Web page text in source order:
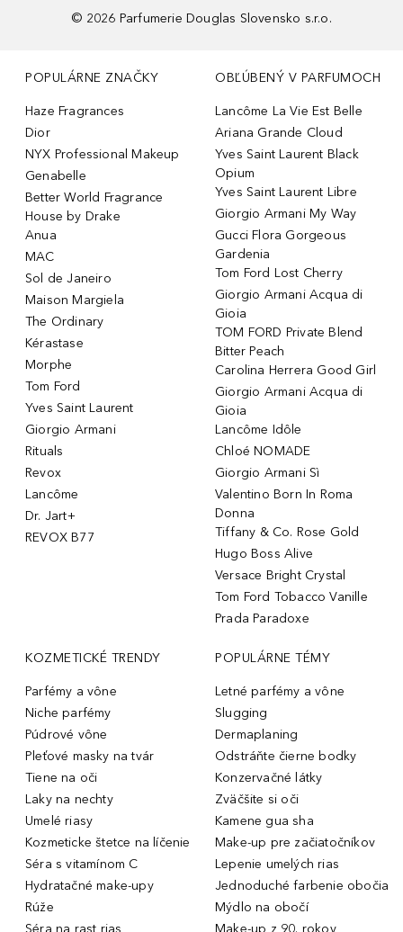
© 2026 Parfumerie Douglas Slovensko s.r.o.
POPULÁRNE ZNAČKY
Haze Fragrances
Dior
NYX Professional Makeup
Genabelle
Better World Fragrance
House by Drake
Anua
MAC
Sol de Janeiro
Maison Margiela
The Ordinary
Kérastase
Morphe
Tom Ford
Yves Saint Laurent
Giorgio Armani
Rituals
Revox
Lancôme
Dr. Jart+
REVOX B77
OBĽÚBENÝ V PARFUMOCH
Lancôme La Vie Est Belle
Ariana Grande Cloud
Yves Saint Laurent Black
Opium
Yves Saint Laurent Libre
Giorgio Armani My Way
Gucci Flora Gorgeous
Gardenia
Tom Ford Lost Cherry
Giorgio Armani Acqua di
Gioia
TOM FORD Private Blend
Bitter Peach
Carolina Herrera Good Girl
Giorgio Armani Acqua di
Gioia
Lancôme Idôle
Chloé NOMADE
Giorgio Armani Sì
Valentino Born In Roma
Donna
Tiffany & Co. Rose Gold
Hugo Boss Alive
Versace Bright Crystal
Tom Ford Tobacco Vanille
Prada Paradoxe
KOZMETICKÉ TRENDY
Parfémy a vône
Niche parfémy
Púdrové vône
Pleťové masky na tvár
Tiene na oči
Laky na nechty
Umelé riasy
Kozmeticke štetce na líčenie
Séra s vitamínom C
Hydratačné make-upy
Rúže
Séra na rast rias
POPULÁRNE TÉMY
Letné parfémy a vône
Slugging
Dermaplaning
Odstráňte čierne bodky
Konzervačné látky
Zväčšite si oči
Kamene gua sha
Make-up pre začiatočníkov
Lepenie umelých rias
Jednoduché farbenie obočia
Mýdlo na obočí
Make-up z 90. rokov